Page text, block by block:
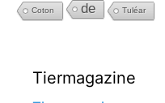
Coton de Tuléar
Tiermagazine